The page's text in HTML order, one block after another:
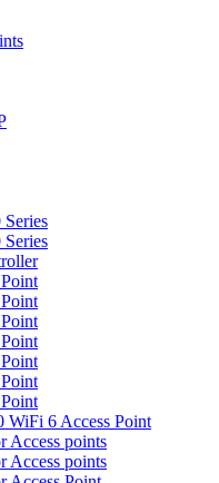
Series
Series
WiFi 6 Access Point
Access points
Access points